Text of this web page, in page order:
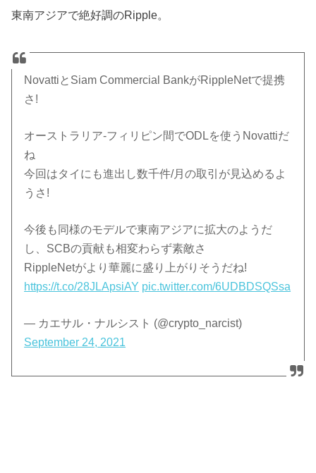
東南アジアで絶好調のRipple。
NovattiとSiam Commercial BankがRippleNetで提携
さ!
オーストラリア-フィリピン間でODLを使うNovattiだ
ね
今回はタイにも進出し数千件/月の取引が見込めるよ
うさ!
今後も同様のモデルで東南アジアに拡大のようだ
し、SCBの貢献も相変わらず素敵さ
RippleNetがより華麗に盛り上がりそうだね!
https://t.co/28JLApsiAY pic.twitter.com/6UDBDSQSsa
— カエサル・ナルシスト (@crypto_narcist)
September 24, 2021